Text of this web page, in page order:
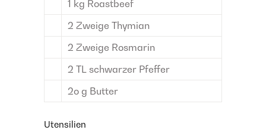
1 kg Roastbeef
2 Zweige Thymian
2 Zweige Rosmarin
2 TL schwarzer Pfeffer
2o g Butter
Utensilien